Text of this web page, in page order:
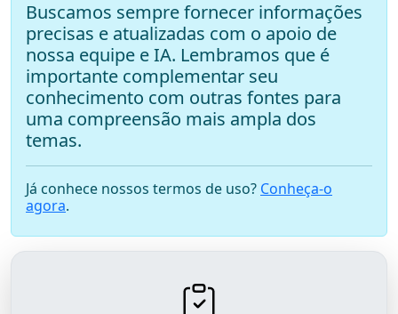
Buscamos sempre fornecer informações
precisas e atualizadas com o apoio de
nossa equipe e IA. Lembramos que é
importante complementar seu
conhecimento com outras fontes para
uma compreensão mais ampla dos
temas.
Já conhece nossos termos de uso? Conheça-o
agora.